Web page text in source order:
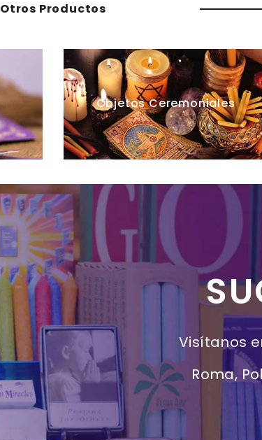
Otros Productos
Objetos Ceremoniales
Visítanos
Roma,